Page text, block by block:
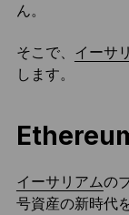
ん。
そこで、 イーサ
します。
イーサリアムの
号資産の新時代